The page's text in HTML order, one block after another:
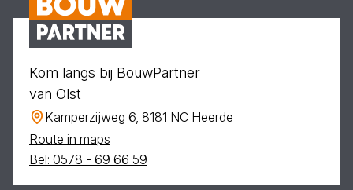
Kom langs bij BouwPartner
van Olst
Kamperzijweg 6, 8181 NC Heerde
Route in maps
Bel: 0578 - 69 66 59